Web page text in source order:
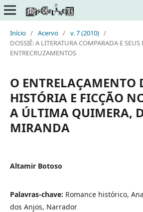
Início / Acervo / v. 7 (2010) /
DOSSIÊ: A LITERATURA COMPARADA E
ENTRECRUZAMENTOS
O ENTRELAÇAMENTO
HISTÓRIA E FICÇÃO
A ÚLTIMA QUIMERA,
MIRANDA
Altamir Botoso
Palavras-chave: Romance histórico,
dos Anjos, Narrador